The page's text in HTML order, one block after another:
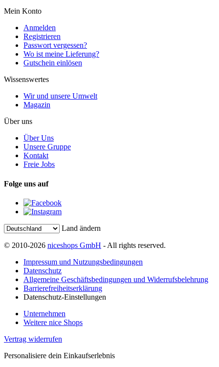
Mein Konto
Anmelden
Registrieren
Passwort vergessen?
Wo ist meine Lieferung?
Gutschein einlösen
Wissenswertes
Wir und unsere Umwelt
Magazin
Über uns
Über Uns
Unsere Gruppe
Kontakt
Freie Jobs
Folge uns auf
Land ändern
© 2010-2026 niceshops GmbH - All rights reserved.
Impressum und Nutzungsbedingungen
Datenschutz
Allgemeine Geschäftsbedingungen und Widerrufsbelehrung
Barrierefreiheitserklärung
Datenschutz-Einstellungen
Unternehmen
Weitere nice Shops
Vertrag widerrufen
Personalisiere dein Einkaufserlebnis